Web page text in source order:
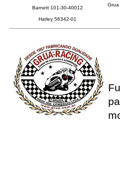
Barnett 101-30-40012
Grua
Harley 56342-01